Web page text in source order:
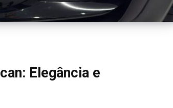
Elegância e